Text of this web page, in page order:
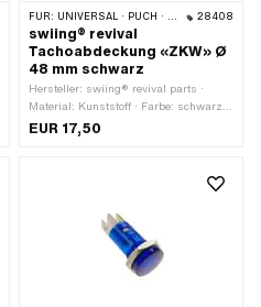
FÜR: UNIVERSAL · PUCH · SACHS 28408
swiing® revival
Tachoabdeckung «ZKW» Ø
48 mm schwarz
Hersteller: swiing® revival parts ·
Material: Kunststoff · Farbe: schwarz ·
Ø Befestigungsloch: 48 mm
EUR 17,50